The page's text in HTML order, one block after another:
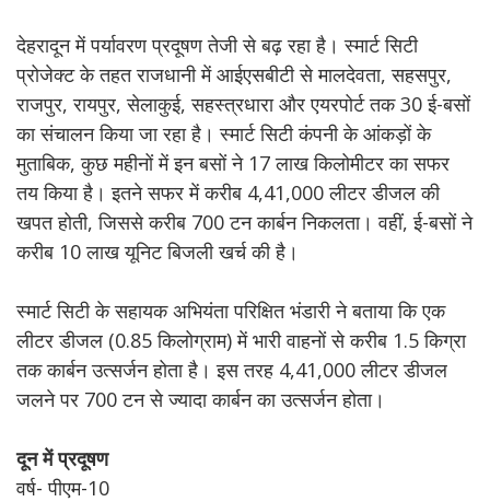
देहरादून में पर्यावरण प्रदूषण तेजी से बढ़ रहा है। स्मार्ट सिटी
प्रोजेक्ट के तहत राजधानी में आईएसबीटी से मालदेवता, सहसपुर,
राजपुर, रायपुर, सेलाकुई, सहस्त्रधारा और एयरपोर्ट तक 30 ई-बसों
का संचालन किया जा रहा है। स्मार्ट सिटी कंपनी के आंकड़ों के
मुताबिक, कुछ महीनों में इन बसों ने 17 लाख किलोमीटर का सफर
तय किया है। इतने सफर में करीब 4,41,000 लीटर डीजल की
खपत होती, जिससे करीब 700 टन कार्बन निकलता। वहीं, ई-बसों ने
करीब 10 लाख यूनिट बिजली खर्च की है।
स्मार्ट सिटी के सहायक अभियंता परिक्षित भंडारी ने बताया कि एक
लीटर डीजल (0.85 किलोग्राम) में भारी वाहनों से करीब 1.5 किग्रा
तक कार्बन उत्सर्जन होता है। इस तरह 4,41,000 लीटर डीजल
जलने पर 700 टन से ज्यादा कार्बन का उत्सर्जन होता।
दून में प्रदूषण
वर्ष- पीएम-10